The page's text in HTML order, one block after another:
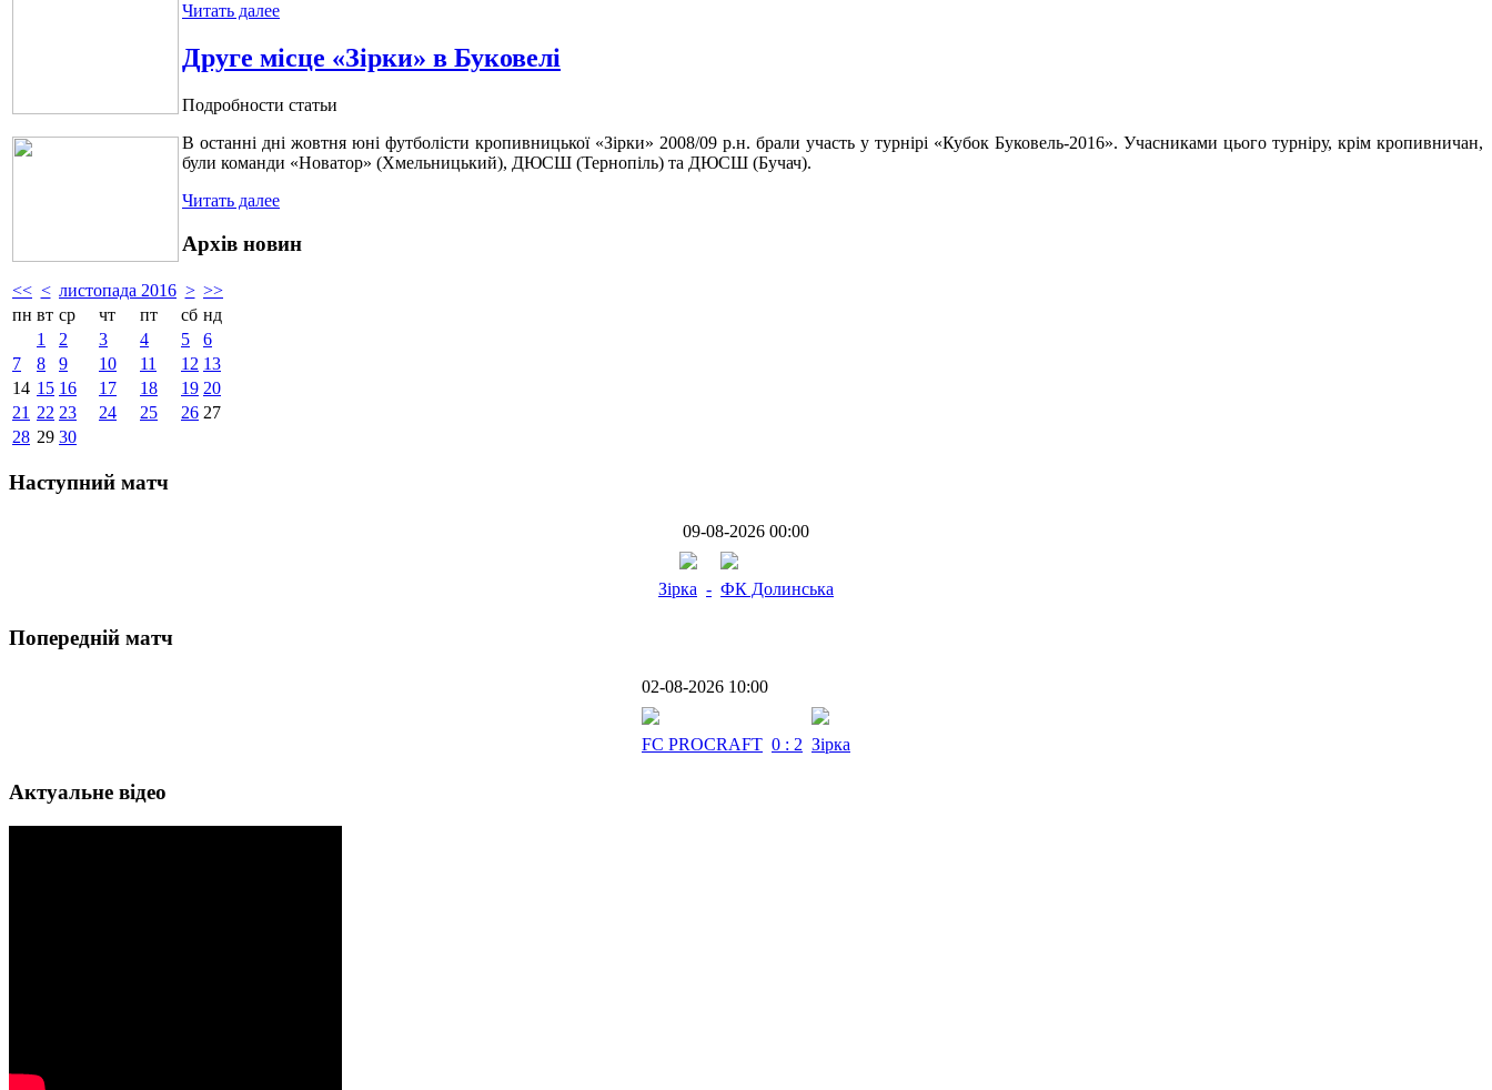
Читать далее
Друге місце «Зірки» в Буковелі
Подробности статьи
В останні дні жовтня юні футболісти кропивницької «Зірки» 2008/09 р.н. брали участь у турнірі «Кубок Буковель-2016». Учасниками цього турніру, крім кропивничан,
були команди «Новатор» (Хмельницький), ДЮСШ (Тернопіль) та ДЮСШ (Бучач).
Читать далее
Архів новин
<< < листопада 2016 > >>
пн вт ср чт пт сб нд
1
2 3 4 5
6
7
8 9 10 11 12 13
14 15 16 17 18 19 20
21 22 23 24 25 26 27
28 29 30
Наступний матч
09-08-2026 00:00
Зірка - ФК Долинська
Попередній матч
02-08-2026 10:00
FC PROCRAFT 0 : 2 Зірка
Актуальне відео